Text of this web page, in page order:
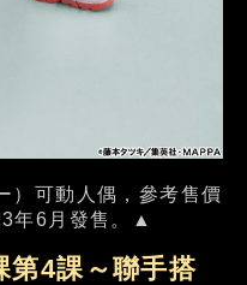
可動人偶，參考售價
年6月發售。▲
第4課～聯手搭